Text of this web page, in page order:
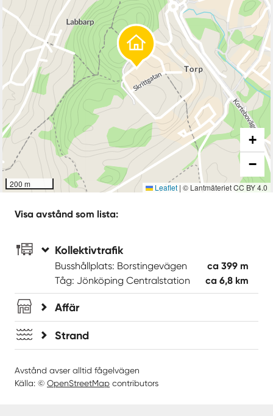
200 m
+
−
Leaflet | © Lantmäteriet CC BY 4.0
Visa avstånd som lista:
Kollektivtrafik
Busshållplats: Borstingevägen
ca 399 m
Tåg: Jönköping Centralstation
ca 6,8 km
Affär
Strand
Avstånd avser alltid fågelvägen
Källa: © OpenStreetMap contributors